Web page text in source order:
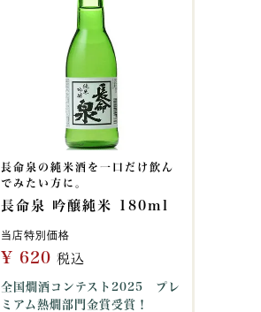
長命泉の純米酒を一口だけ飲ん
でみたい方に。
長命泉 吟醸純米 180ml
当店特別価格
¥ 620 税込
全国燗酒コンテスト2025 プレ
ミアム熱燗部門金賞受賞！